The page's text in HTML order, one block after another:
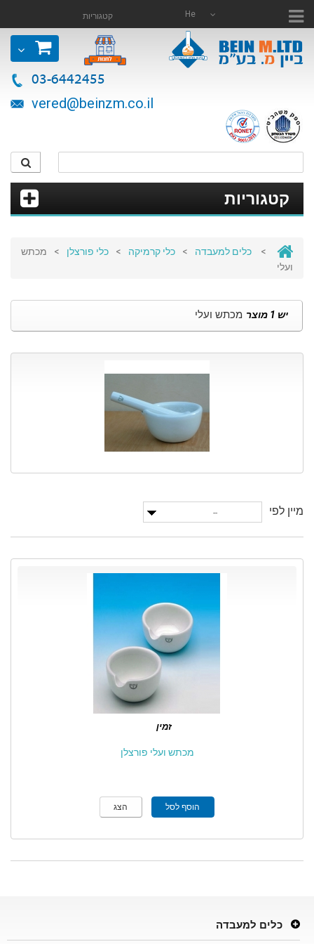
He קטגוריות
03-6442455
vered@beinzm.co.il
קטגוריות
> כלים למעבדה > כלי קרמיקה > כלי פורצלן >
מכתש
ועלי
מכתש ועלי יש 1 מוצר
מיין לפי --
זמין
מכתש ועלי פורצלן
הוסף לסל הצג
כלים למעבדה